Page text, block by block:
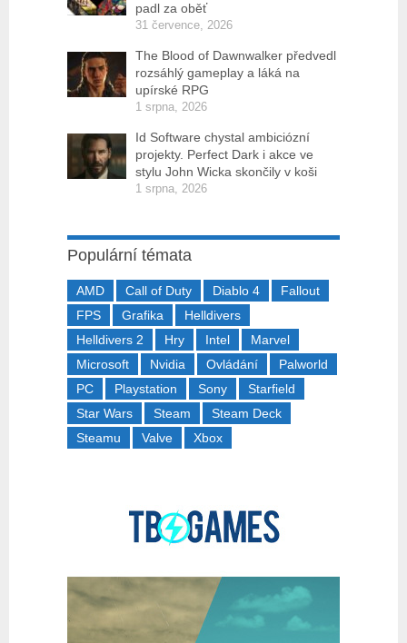
padl za oběť
31 července, 2026
The Blood of Dawnwalker předvedl
rozsáhlý gameplay a láká na
upírské RPG
1 srpna, 2026
Id Software chystal ambiciózní
projekty. Perfect Dark i akce ve
stylu John Wicka skončily v koši
1 srpna, 2026
Populární témata
AMD Call of Duty Diablo 4
Fallout
FPS
Grafika
Helldivers
Helldivers 2
Hry Intel
Marvel
Microsoft
Nvidia Ovládání
Palworld
PC
Playstation Sony
Starfield
Star Wars
Steam
Steam Deck
Steamu
Valve Xbox